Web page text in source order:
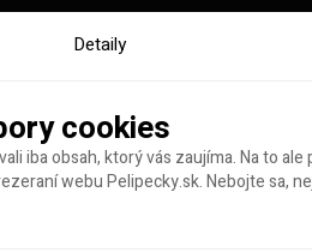
Detaily
cookies
iba obsah, ktorý vás zaujíma. Na to
webu Pelipecky.sk. Nebojte sa,